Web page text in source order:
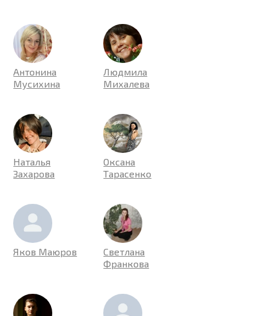
Антонина
Мусихина
Людмила
Михалева
Наталья
Захарова
Оксана
Тарасенко
Яков Маюров
Светлана
Франкова